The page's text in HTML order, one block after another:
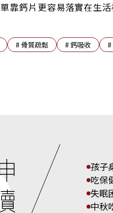
靠鈣片更容易落實在生
# 骨質疏鬆 #鈣吸收 #
孩子
吃保
失眠
中秋